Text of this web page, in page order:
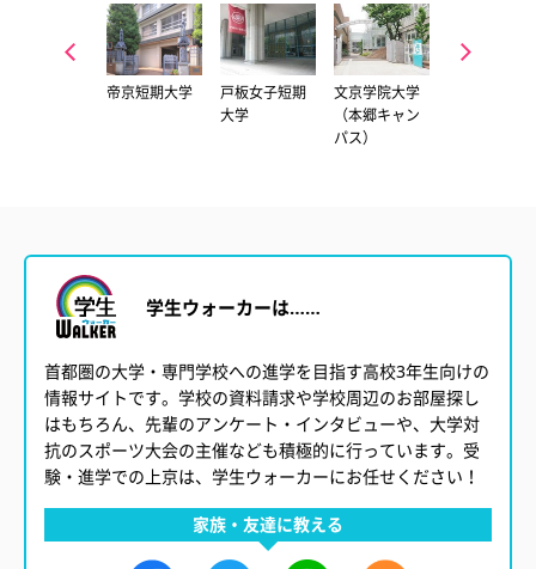
帝京短期大学
戸板女子短期
大学
文京学院大学
（本郷キャン
パス）
家族・友達に教える
学生ウォーカーは……
首都圏の大学・専門学校への進学を目指す高校3年生向けの
情報サイトです。学校の資料請求や学校周辺のお部屋探し
はもちろん、先輩のアンケート・インタビューや、大学対
抗のスポーツ大会の主催なども積極的に行っています。受
験・進学での上京は、学生ウォーカーにお任せください！